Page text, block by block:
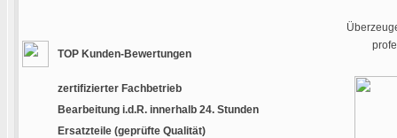
TOP Kunden-Bewertungen
zertifizierter Fachbetrieb
Bearbeitung i.d.R. innerhalb 24. Stunden
Ersatzteile (geprüfte Qualität)